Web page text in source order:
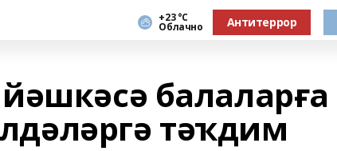
+23 °С
Облачно Антитеррор
балаларға
тәҡдим